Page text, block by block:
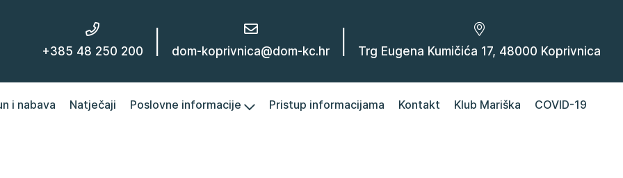
+385 48 250 200 dom-koprivnica@dom-kc.hr Trg Eugena Kumičića 17, 48000 Koprivnica
i nabava Natječaji Poslovne informacije Pristup informacijama Kontakt Klub Mariška COVID-19